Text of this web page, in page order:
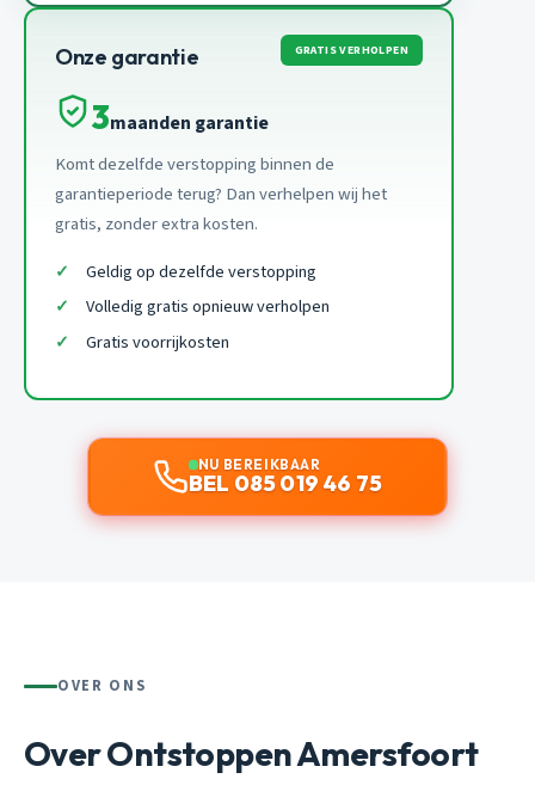
Onze garantie GRATIS VERHOLPEN
3maanden garantie
Komt dezelfde verstopping binnen de
garantieperiode terug? Dan verhelpen wij het
gratis, zonder extra kosten.
Geldig op dezelfde verstopping
Volledig gratis opnieuw verholpen
Gratis voorrijkosten
NU BEREIKBAAR
BEL 085 019 46 75
OVER ONS
Over Ontstoppen Amersfoort